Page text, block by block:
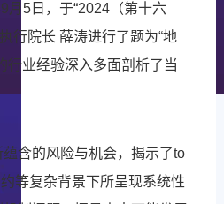
月5日，于“2024（第十六
行院长 薛涛进行了题为“地
行业经验深入多面剖析了当
含的风险与机会，揭示了to
等复杂背景下所呈现系统性